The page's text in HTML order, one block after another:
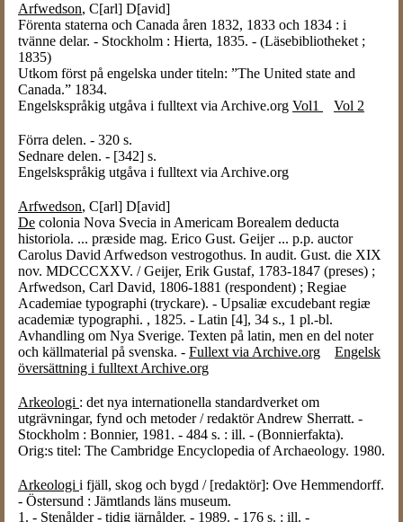
Arfwedson, C[arl] D[avid]
Förenta staterna och Canada åren 1832, 1833 och 1834 : i
tvänne delar. - Stockholm : Hierta, 1835. - (Läsebibliotheket ;
1835)
Utkom först på engelska under titeln: ”The United state and
Canada.” 1834.
Engelskspråkig utgåva i fulltext via Archive.org Vol1 Vol 2
Förra delen. - 320 s.
Sednare delen. - [342] s.
Engelskspråkig utgåva i fulltext via Archive.org
Arfwedson, C[arl] D[avid]
De colonia Nova Svecia in Americam Borealem deducta
historiola. ... præside mag. Erico Gust. Geijer ... p.p. auctor
Carolus David Arfwedson vestrogothus. In audit. Gust. die XIX
nov. MDCCCXXV. / Geijer, Erik Gustaf, 1783-1847 (preses) ;
Arfwedson, Carl David, 1806-1881 (respondent) ; Regiae
Academiae typographi (tryckare). - Upsaliæ excudebant regiæ
academiæ typographi. , 1825. - Latin [4], 34 s., 1 pl.-bl.
Avhandling om Nya Sverige. Texten på latin, men en del noter
och källmaterial på svenska. - Fullext via Archive.org
Engelsk
översättning i fulltext Archive.org
Arkeologi : det nya internationella standardverket om
utgrävningar, fynd och metoder / redaktör Andrew Sherratt. -
Stockholm : Bonnier, 1981. - 484 s. : ill. - (Bonnierfakta).
Orig:s titel: The Cambridge Encyclopedia of Archaeology. 1980.
Arkeologi i fjäll, skog och bygd / [redaktör]: Ove Hemmendorff.
- Östersund : Jämtlands läns museum.
1. - Stenålder - tidig järnålder. - 1989. - 176 s. : ill. -